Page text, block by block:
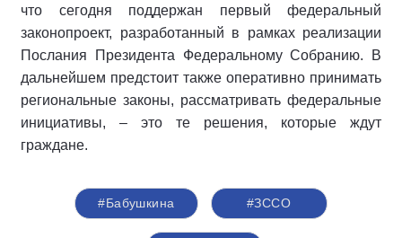
что сегодня поддержан первый федеральный
законопроект, разработанный в рамках реализации
Послания Президента Федеральному Собранию. В
дальнейшем предстоит также оперативно принимать
региональные законы, рассматривать федеральные
инициативы, – это те решения, которые ждут
граждане.
#Бабушкина #ЗССО